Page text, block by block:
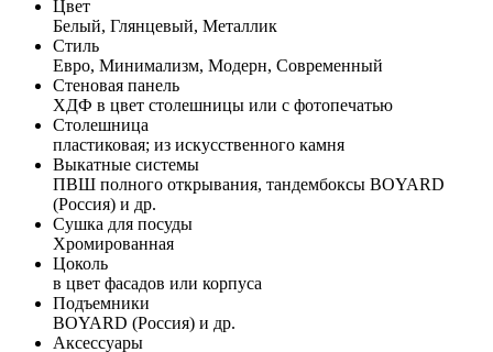
Цвет
Белый, Глянцевый, Металлик
Стиль
Евро, Минимализм, Модерн, Современный
Стеновая панель
ХДФ в цвет столешницы или с фотопечатью
Столешница
пластиковая; из искусственного камня
Выкатные системы
ПВШ полного открывания, тандембоксы BOYARD
(Россия) и др.
Сушка для посуды
Хромированная
Цоколь
в цвет фасадов или корпуса
Подъемники
BOYARD (Россия) и др.
Аксессуары